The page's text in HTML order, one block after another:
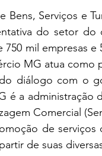
Serviços e
do setor
mil empresas
MG atua
diálogo com o
é a administração
Comercial
de
de suas